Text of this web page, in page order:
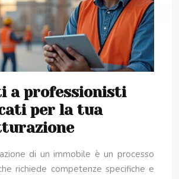
a professionisti
per la tua
di un immobile è un processo
richiede competenze specifiche e